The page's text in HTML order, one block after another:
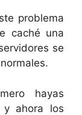
problema
caché una
se
hayas
y ahora los